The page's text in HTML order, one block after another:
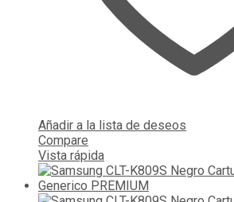
Añadir a la lista de deseos
Compare
Vista rápida